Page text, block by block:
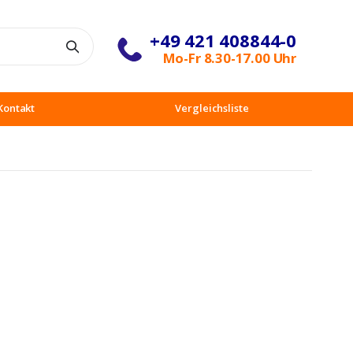
+49 421 408844-0
Mo-Fr 8.30-17.00 Uhr
Vergleichsliste